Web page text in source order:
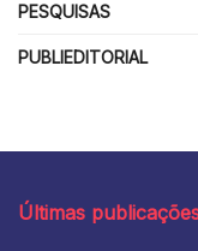
PESQUISAS
PUBLIEDITORIAL
Últimas